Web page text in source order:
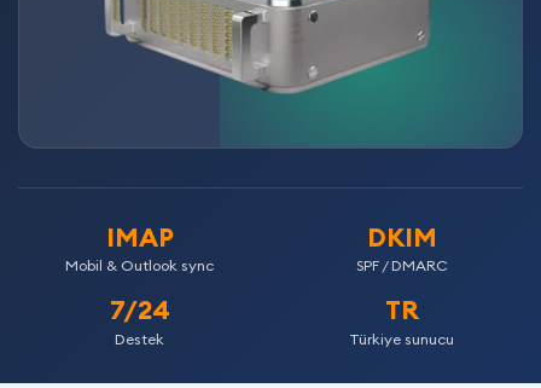
IMAP
Mobil & Outlook sync
DKIM
SPF / DMARC
7/24
Destek
TR
Türkiye sunucu